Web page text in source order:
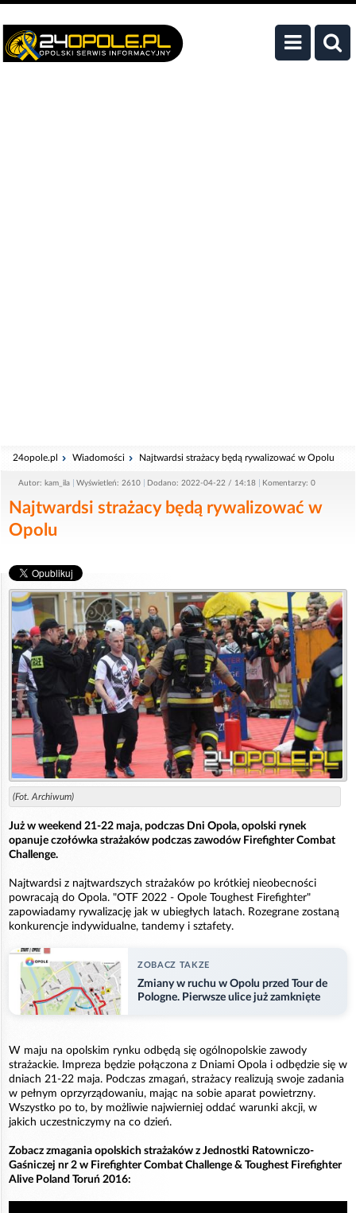
24opole.pl Wiadomości Najtwardsi strażacy będą rywalizować w Opolu
Autor: kam_ila Wyświetleń: 2610 Dodano: 2022-04-22 / 14:18 Komentarzy: 0
Najtwardsi strażacy będą rywalizować w
Opolu
(Fot. Archiwum)
Już w weekend 21-22 maja, podczas Dni Opola, opolski rynek
opanuje czołówka strażaków podczas zawodów Firefighter Combat
Challenge.
Najtwardsi z najtwardszych strażaków po krótkiej nieobecności
powracają do Opola. "OTF 2022 - Opole Toughest Firefighter"
zapowiadamy rywalizację jak w ubiegłych latach. Rozegrane zostaną
konkurencje indywidualne, tandemy i sztafety.
ZOBACZ TAKZE
Zmiany w ruchu w Opolu przed Tour de
Pologne. Pierwsze ulice już zamknięte
W maju na opolskim rynku odbędą się ogólnopolskie zawody
strażackie. Impreza będzie połączona z Dniami Opola i odbędzie się w
dniach 21-22 maja. Podczas zmagań, strażacy realizują swoje zadania
w pełnym oprzyrządowaniu, mając na sobie aparat powietrzny.
Wszystko po to, by możliwie najwierniej oddać warunki akcji, w
jakich uczestniczymy na co dzień.
Zobacz zmagania opolskich strażaków z Jednostki Ratowniczo-
Gaśniczej nr 2 w Firefighter Combat Challenge & Toughest Firefighter
Alive Poland Toruń 2016: